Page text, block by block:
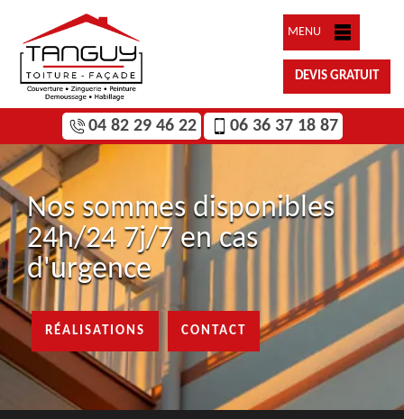
MENU
DEVIS GRATUIT
04 82 29 46 22 06 36 37 18 87
Nos sommes disponibles
24h/24 7j/7 en cas
d'urgence
RÉALISATIONS CONTACT